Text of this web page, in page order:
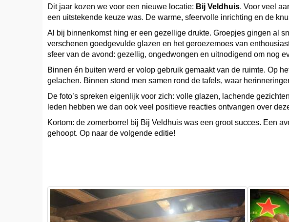
Dit jaar kozen we voor een nieuwe locatie: Bij Veldhuis. Voor veel
een uitstekende keuze was. De warme, sfeervolle inrichting en de
Al bij binnenkomst hing er een gezellige drukte. Groepjes gingen al
verschenen goedgevulde glazen en het geroezemoes van
sfeer van de avond: gezellig, ongedwongen en uitnodigend om nog
Binnen én buiten werd er volop gebruik gemaakt van de ruimte. Op
gelachen. Binnen stond men samen rond de tafels, waar
De foto’s spreken eigenlijk voor zich: volle glazen, lachende
leden hebben we dan ook veel positieve reacties ontvangen over
Kortom: de zomerborrel bij Bij Veldhuis was een groot succes. Een
gehoopt. Op naar de volgende editie!